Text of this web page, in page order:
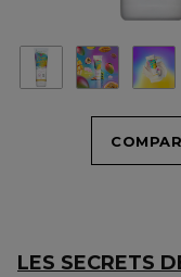
LES SECRETS